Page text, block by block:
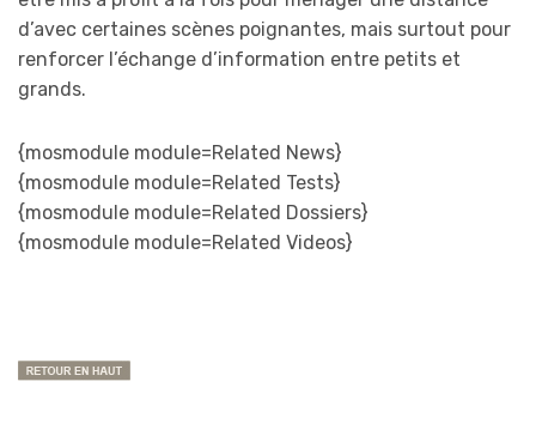
d’avec certaines scènes poignantes, mais surtout pour
renforcer l’échange d’information entre petits et
grands.
{mosmodule module=Related News}
{mosmodule module=Related Tests}
{mosmodule module=Related Dossiers}
{mosmodule module=Related Videos}